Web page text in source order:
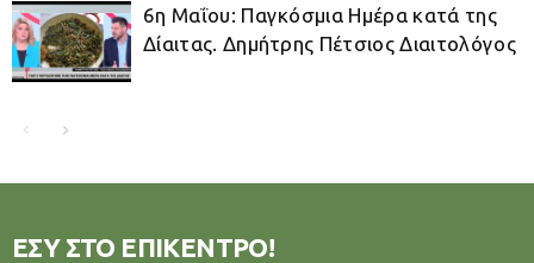
6η Μαΐου: Παγκόσμια Ημέρα κατά της
Δίαιτας. Δημήτρης Πέτσιος Διαιτολόγος
ΕΣΥ ΣΤΟ ΕΠΙΚΕΝΤΡΟ!